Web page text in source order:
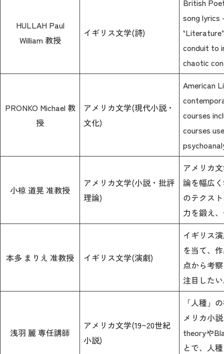
HULLAH Paul
William 教授
イギリス文学(詩)
British
song lyrics
conduit to
chaotic
PRONKO Michael 教
授
アメリカ文学(現代小説・
文化)
American
courses
courses
小椋 道晃 准教授
アメリカ文学(小説・批評
理論)
アメリカ
論を幅広
のテクス
力を鍛え
本多 まりえ 准教授 イギリス文学(演劇)
イギリス
を当て、
点から考
注目した
浅羽 麗 専任講師
アメリカ文学(19~20世紀
小説)
「人種」
メリカ小
theoryや
とで、人